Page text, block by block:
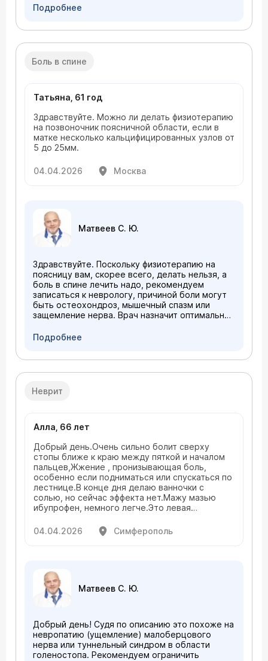
неэффективна.
Подробнее
Боль в спине
Татьяна, 61 год
Здравствуйте. Можно ли делать физиотерапию
на позвоночник поясничной области, если в
матке несколько кальцифицированных узлов от
5 до 25мм.
04.04.2026 Москва
Матвеев С. Ю.
Здравствуйте. Поскольку физиотерапию на
поясницу вам, скорее всего, делать нельзя, а
боль в спине лечить надо, рекомендуем
записаться к неврологу, причиной боли могут
быть остеохондроз, мышечный спазм или
защемление нерва. Врач назначит оптимальное
Подробнее
Неврит
Алла, 66 лет
Добрый день.Очень сильно болит сверху
стопы ближе к краю между пяткой и началом
пальцев,Жжение , пронизывающая боль,
особенно если подниматься или спускаться по
лестнице.В конце дня делаю ванночки с
солью, но сейчас эффекта нет.Мажу мазью
ибупрофен, немного легче.Это левая
делать.
04.04.2026 Симферополь
Матвеев С. Ю.
Добрый день! Судя по описанию это похоже на
невропатию (ущемление) малоберцового
нерва или туннельный синдром в области
голеностопа. Рекомендуем ограничить